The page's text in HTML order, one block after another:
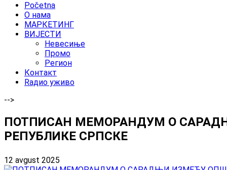
Početna
O нама
МАРКЕТИНГ
ВИЈЕСТИ
Невесиње
Промо
Регион
Контакт
Rадио уживо
-->
ПОТПИСАН МЕМОРАНДУМ О
РЕПУБЛИКЕ СРПСКЕ
12 avgust 2025